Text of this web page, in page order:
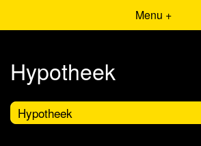
Menu +
Hypotheek
Hypotheek